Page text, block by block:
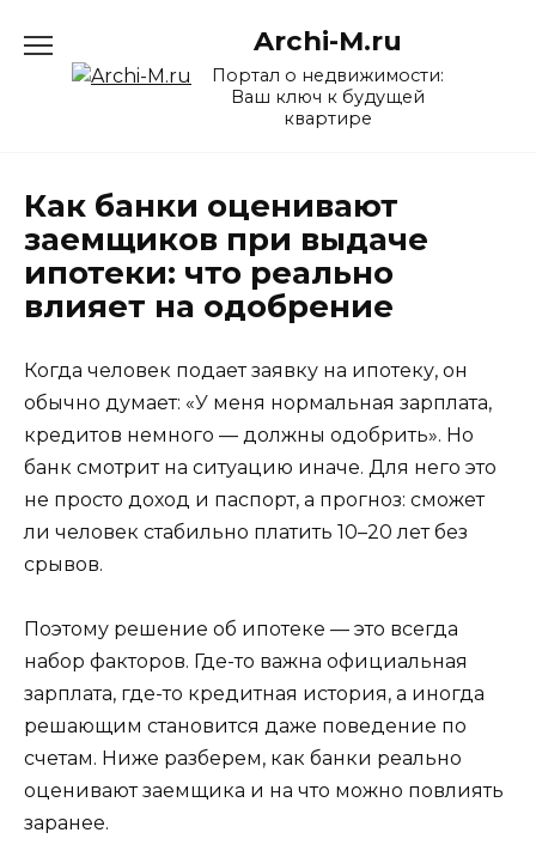
содержанию
Archi-M.ru
Портал о недвижимости:
Ваш ключ к будущей
квартире
Как банки оценивают
заемщиков при выдаче
ипотеки: что реально
влияет на одобрение
Когда человек подает заявку на ипотеку, он
обычно думает: «У меня нормальная зарплата,
кредитов немного — должны одобрить». Но
банк смотрит на ситуацию иначе. Для него это
не просто доход и паспорт, а прогноз: сможет
ли человек стабильно платить 10–20 лет без
срывов.
Поэтому решение об ипотеке — это всегда
набор факторов. Где-то важна официальная
зарплата, где-то кредитная история, а иногда
решающим становится даже поведение по
счетам. Ниже разберем, как банки реально
оценивают заемщика и на что можно повлиять
заранее.